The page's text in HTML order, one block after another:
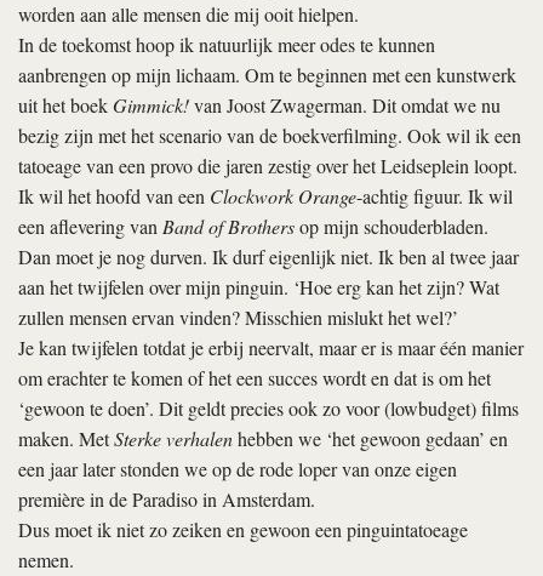
worden aan alle mensen die mij ooit hielpen.
In de toekomst hoop ik natuurlijk meer odes te kunnen
aanbrengen op mijn lichaam. Om te beginnen met een kunstwerk
uit het boekGimmick!van Joost Zwagerman. Dit omdat we nu
bezig zijn met het scenario van de boekverfilming. Ook wil ik een
tatoeage van een provo die jaren zestig over het Leidseplein loopt.
Ik wil het hoofd van een Clockwork Orange-achtig figuur. Ik wil
een aflevering vanBand of Brothersop mijn schouderbladen.
Dan moet je nog durven. Ik durf eigenlijk niet. Ik ben al twee jaar
aan het twijfelen over mijn pinguin. ‘Hoe erg kan het zijn? Wat
zullen mensen ervan vinden? Misschien mislukt het wel?’
Je kan twijfelen totdat je erbij neervalt, maar er is maar één manier
om erachter te komen of het een succes wordt en dat is om het
‘gewoon te doen’. Dit geldt precies ook zo voor (lowbudget) films
maken. MetSterke verhalenhebben we ‘het gewoon gedaan’ en
een jaar later stonden we op de rode loper van onze eigen
première in de Paradiso in Amsterdam.
Dus moet ik niet zo zeiken en gewoon een pinguintatoeage
nemen.